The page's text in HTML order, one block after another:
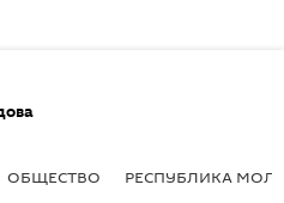
ОБЩЕСТВО РЕСПУБЛИКА